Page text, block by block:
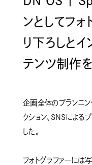
ンとしてフォ
り下ろしと
テンツ制作を
企画全体のプランニン
クション、SNSによる
した。
フォトグラファーに